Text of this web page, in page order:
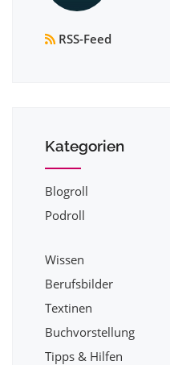
RSS-Feed
Kategorien
Blogroll
Podroll
Wissen
Berufsbilder
Textinen
Buchvorstellung
Tipps & Hilfen